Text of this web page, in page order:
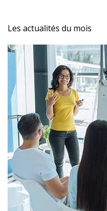
Les actualités du mois